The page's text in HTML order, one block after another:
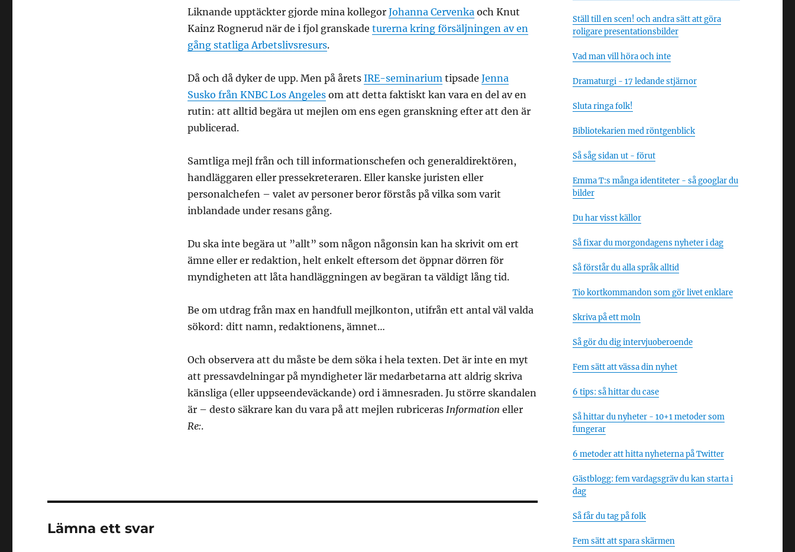
Liknande upptäckter gjorde mina kollegor Johanna Cervenkaoch Knut
Kainz Rognerud när de i fjol granskade turerna kring försäljningen av en
gång statliga Arbetslivsresurs.
Då och då dyker de upp. Men på årets IRE-seminariumtipsade Jenna
Susko från KNBC Los Angelesom att detta faktiskt kan vara en del av en
rutin: att alltid begära ut mejlen om ens egen granskning efter att den är
publicerad.
Samtliga mejl från och till informationschefen och generaldirektören,
handläggaren eller pressekreteraren. Eller kanske juristen eller
personalchefen – valet av personer beror förstås på vilka som varit
inblandade under resans gång.
Du ska inte begära ut ”allt” som någon någonsin kan ha skrivit om ert
ämne eller er redaktion, helt enkelt eftersom det öppnar dörren för
myndigheten att låta handläggningen av begäran ta väldigt lång tid.
Be om utdrag från max en handfull mejlkonton, utifrån ett antal väl valda
sökord: ditt namn, redaktionens, ämnet…
Och observera att du måste be dem söka i hela texten. Det är inte en myt
att pressavdelningar på myndigheter lär medarbetarna att aldrig skriva
känsliga (eller uppseendeväckande) ord i ämnesraden. Ju större skandalen
är – desto säkrare kan du vara på att mejlen rubriceras Information eller
Re:.
Lämna ett svar
Ställ till en scen! och andra sätt att göra
roligare presentationsbilder
Vad man vill höra och inte
Dramaturgi - 17 ledande stjärnor
Sluta ringa folk!
Bibliotekarien med röntgenblick
Så såg sidan ut - förut
Emma T:s många identiteter - så googlar du
bilder
Du har visst källor
Så fixar du morgondagens nyheter i dag
Så förstår du alla språk alltid
Tio kortkommandon som gör livet enklare
Skriva på ett moln
Så gör du dig intervjuoberoende
Fem sätt att vässa din nyhet
6 tips: så hittar du case
Så hittar du nyheter - 10+1 metoder som
fungerar
6 metoder att hitta nyheterna på Twitter
Gästblogg: fem vardagsgräv du kan starta i
dag
Så får du tag på folk
Fem sätt att spara skärmen